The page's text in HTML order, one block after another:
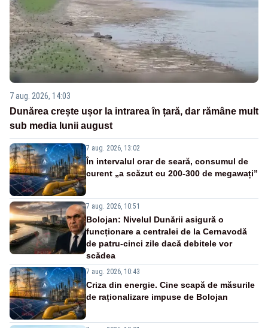
7 aug. 2026, 14:03
Dunărea crește ușor la intrarea în țară, dar rămâne mult
sub media lunii august
7 aug. 2026, 13:02
În intervalul orar de seară, consumul de
curent „a scăzut cu 200-300 de megawați”
7 aug. 2026, 10:51
Bolojan: Nivelul Dunării asigură o
funcționare a centralei de la Cernavodă
de patru-cinci zile dacă debitele vor
scădea
7 aug. 2026, 10:43
Criza din energie. Cine scapă de măsurile
de raționalizare impuse de Bolojan